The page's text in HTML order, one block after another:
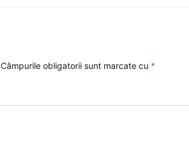
Câmpurile obligatorii sunt marcate cu *